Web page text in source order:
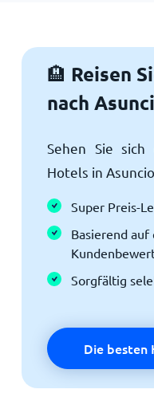
🏨 Reisen
nach
Sehen Sie
Hotels in
Super Preis-
Basierend auf
Sorgfältig
Die besten